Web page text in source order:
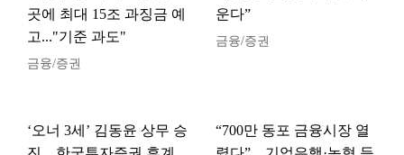
곳에 최대 15조 과징금 예
고..."기준 과도"
금융/증권
운다”
금융/증권
‘오너 3세’ 김동윤 상무 승
“700만 동포 금융시장 열